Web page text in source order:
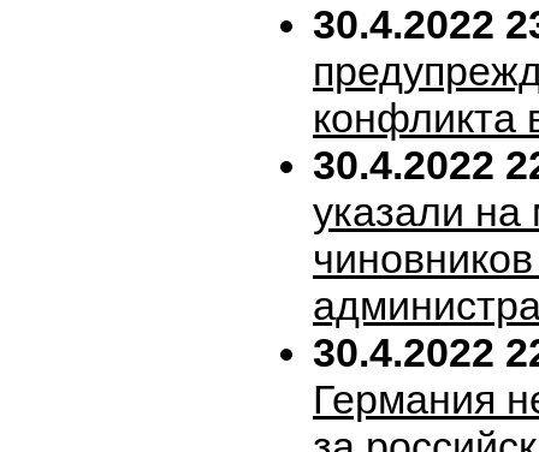
30.4.2022
конфликта
30.4.2022
указали на
30.4.2022
Германия